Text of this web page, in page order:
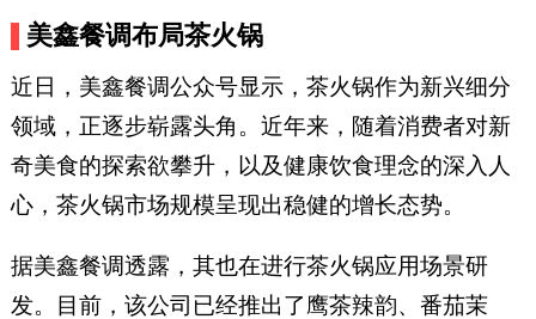
美鑫餐调布局茶火锅
近日，美鑫餐调公众号显示，茶火锅作为新兴细分
领域，正逐步崭露头角。近年来，随着消费者对新
奇美食的探索欲攀升，以及健康饮食理念的深入人
心，茶火锅市场规模呈现出稳健的增长态势。
据美鑫餐调透露，其也在进行茶火锅应用场景研
发。目前，该公司已经推出了鹰茶辣韵、番茄茉